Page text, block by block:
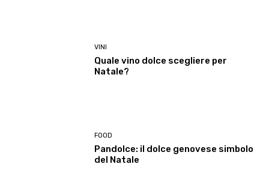
VINI
Quale vino dolce scegliere per
Natale?
FOOD
Pandolce: il dolce genovese simbolo
del Natale